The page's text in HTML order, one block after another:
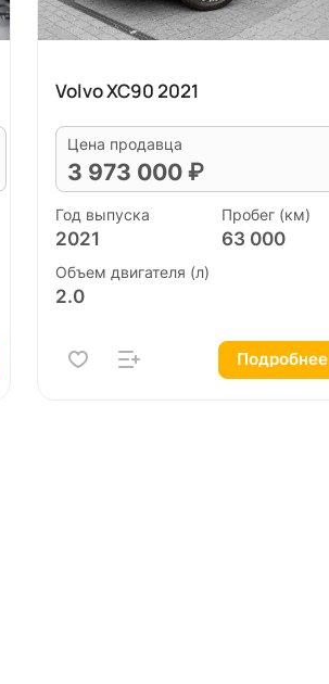
Volvo XC90 2021
Цена продавца
3 973 000 ₽
Год выпуска
2021
Пробег (км)
63 000
Объем двигателя (л)
2.0
Подробнее